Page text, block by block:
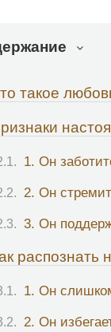
такое
1. Он
2. Он
3. Он
распознать
1. Он
2. Он